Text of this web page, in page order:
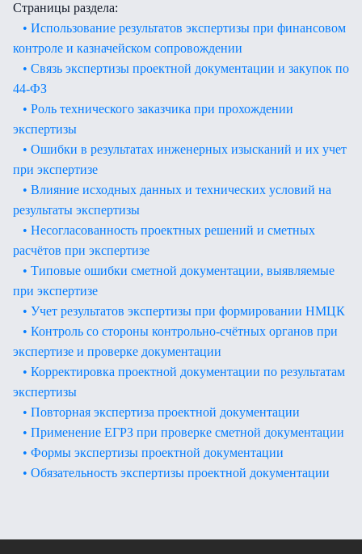
Страницы раздела:
• Использование результатов экспертизы при финансовом
контроле и казначейском сопровождении
• Связь экспертизы проектной документации и закупок по
44-ФЗ
• Роль технического заказчика при прохождении
экспертизы
• Ошибки в результатах инженерных изысканий и их учет
при экспертизе
• Влияние исходных данных и технических условий на
результаты экспертизы
• Несогласованность проектных решений и сметных
расчётов при экспертизе
• Типовые ошибки сметной документации, выявляемые
при экспертизе
• Учет результатов экспертизы при формировании НМЦК
• Контроль со стороны контрольно-счётных органов при
экспертизе и проверке документации
• Корректировка проектной документации по результатам
экспертизы
• Повторная экспертиза проектной документации
• Применение ЕГРЗ при проверке сметной документации
• Формы экспертизы проектной документации
• Обязательность экспертизы проектной документации